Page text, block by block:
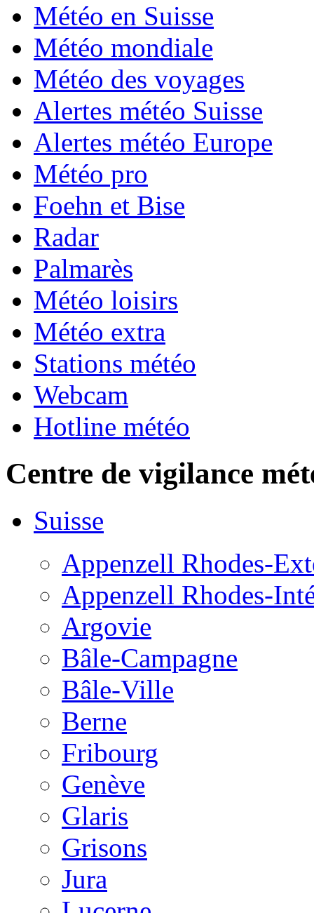
Météo en Suisse
Météo mondiale
Météo des voyages
Alertes météo Suisse
Alertes météo Europe
Météo pro
Foehn et Bise
Radar
Palmarès
Météo loisirs
Météo extra
Stations météo
Webcam
Hotline météo
Centre de vigilance
Suisse
Appenzell Rhodes-
Appenzell Rhodes-
Argovie
Bâle-Campagne
Bâle-Ville
Berne
Fribourg
Genève
Glaris
Grisons
Jura